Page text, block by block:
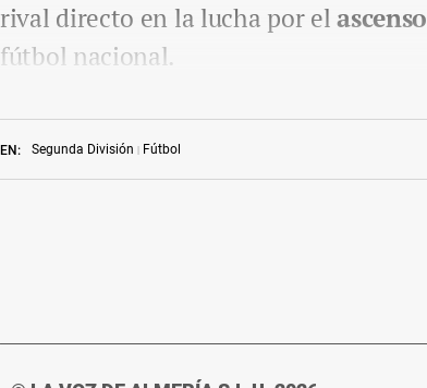
EN: Segunda División Fútbol
rival directo en la lucha por elascenso
fútbol nacional.